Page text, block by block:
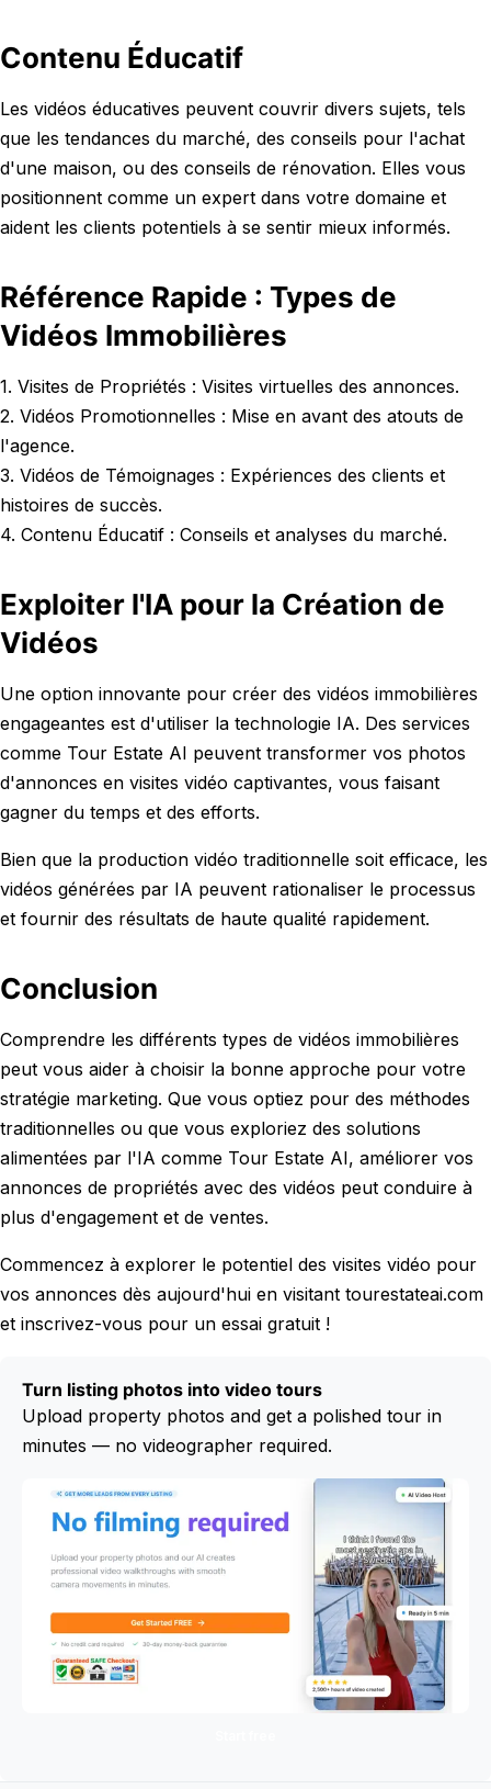
Contenu Éducatif
Les vidéos éducatives peuvent couvrir divers sujets, tels
que les tendances du marché, des conseils pour l'achat
d'une maison, ou des conseils de rénovation. Elles vous
positionnent comme un expert dans votre domaine et
aident les clients potentiels à se sentir mieux informés.
Référence Rapide : Types de
Vidéos Immobilières
1. Visites de Propriétés : Visites virtuelles des annonces.
2. Vidéos Promotionnelles : Mise en avant des atouts de
l'agence.
3. Vidéos de Témoignages : Expériences des clients et
histoires de succès.
4. Contenu Éducatif : Conseils et analyses du marché.
Exploiter l'IA pour la Création de
Vidéos
Une option innovante pour créer des vidéos immobilières
engageantes est d'utiliser la technologie IA. Des services
comme Tour Estate AI peuvent transformer vos photos
d'annonces en visites vidéo captivantes, vous faisant
gagner du temps et des efforts.
Bien que la production vidéo traditionnelle soit efficace, les
vidéos générées par IA peuvent rationaliser le processus
et fournir des résultats de haute qualité rapidement.
Conclusion
Comprendre les différents types de vidéos immobilières
peut vous aider à choisir la bonne approche pour votre
stratégie marketing. Que vous optiez pour des méthodes
traditionnelles ou que vous exploriez des solutions
alimentées par l'IA comme Tour Estate AI, améliorer vos
annonces de propriétés avec des vidéos peut conduire à
plus d'engagement et de ventes.
Commencez à explorer le potentiel des visites vidéo pour
vos annonces dès aujourd'hui en visitant tourestateai.com
et inscrivez-vous pour un essai gratuit !
Turn listing photos into video tours
Upload property photos and get a polished tour in
minutes — no videographer required.